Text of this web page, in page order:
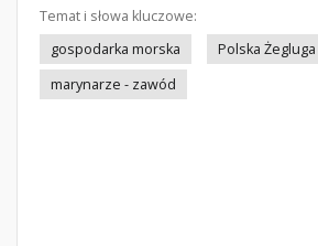
Temat i słowa kluczowe:
gospodarka morska
Polska
marynarze - zawód